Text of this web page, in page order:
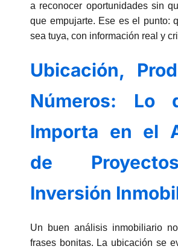
a reconocer oportunidades sin
que empujarte. Ese es el punto:
sea tuya, con información real y
Ubicación,
Números: Lo
Importa en el
de
Inversión
Un buen análisis inmobiliario
frases bonitas. La ubicación se